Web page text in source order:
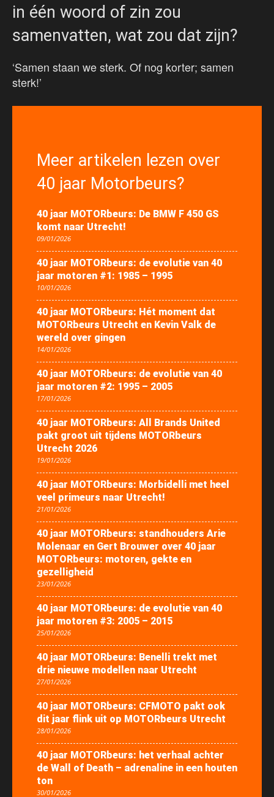
in één woord of zin zou
samenvatten, wat zou dat zijn?
‘Samen staan we sterk. Of nog korter; samen
sterk!’
Meer artikelen lezen over
40 jaar Motorbeurs?
40 jaar MOTORbeurs: De BMW F 450 GS
komt naar Utrecht!
09/01/2026
40 jaar MOTORbeurs: de evolutie van 40
jaar motoren #1: 1985 – 1995
10/01/2026
40 jaar MOTORbeurs: Hét moment dat
MOTORbeurs Utrecht en Kevin Valk de
wereld over gingen
14/01/2026
40 jaar MOTORbeurs: de evolutie van 40
jaar motoren #2: 1995 – 2005
17/01/2026
40 jaar MOTORbeurs: All Brands United
pakt groot uit tijdens MOTORbeurs
Utrecht 2026
19/01/2026
40 jaar MOTORbeurs: Morbidelli met heel
veel primeurs naar Utrecht!
21/01/2026
40 jaar MOTORbeurs: standhouders Arie
Molenaar en Gert Brouwer over 40 jaar
MOTORbeurs: motoren, gekte en
gezelligheid
23/01/2026
40 jaar MOTORbeurs: de evolutie van 40
jaar motoren #3: 2005 – 2015
25/01/2026
40 jaar MOTORbeurs: Benelli trekt met
drie nieuwe modellen naar Utrecht
27/01/2026
40 jaar MOTORbeurs: CFMOTO pakt ook
dit jaar flink uit op MOTORbeurs Utrecht
28/01/2026
40 jaar MOTORbeurs: het verhaal achter
de Wall of Death – adrenaline in een houten
ton
30/01/2026